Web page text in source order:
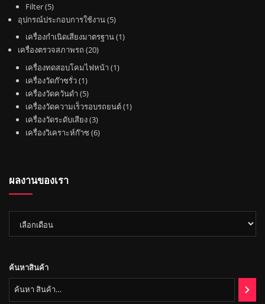
ค้
า
Filter 55
สิ
อุปกรณ์ประกอบการใช้งาน 55
สิ
า
เครื่องกำเนิดเสียงมาตรฐาน 11
เครื่องตรวจสภาพรถ 202
เครื่องทดสอบโคมไฟหน้า 11
ค้
เครื่องวัดก๊าซรั่ว 11
สิ
น
ค้
า
เครื่องวัดควันดำ 55
สิ
น
ค้
เครื่องวัดความเร็วรอบรถยนต์ 11
เครื่องวัดระดับเสียง 33
สิ
เครื่องวิเคราะห์ก๊าซ 66
ผลงานของเรา
งาน
ค้นหาสินค้า